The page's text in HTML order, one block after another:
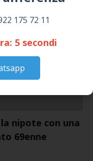
175 72 11
4 secondi
nipote con una
69enne